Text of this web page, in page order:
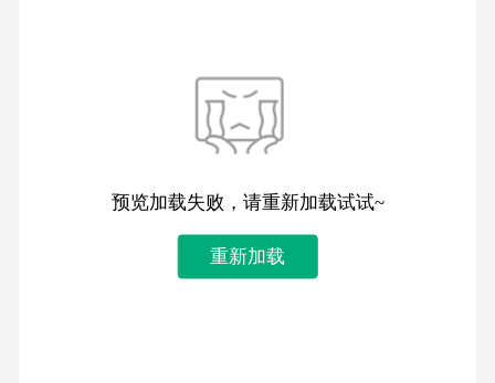
预览加载失败，请重新加载试试~
重新加载